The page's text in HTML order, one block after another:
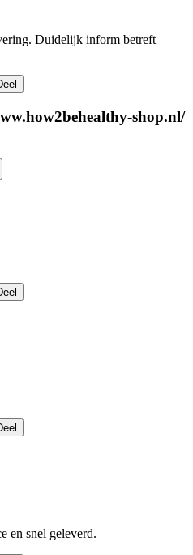
Duidelijk inform betreft
shop.nl/
en snel geleverd.